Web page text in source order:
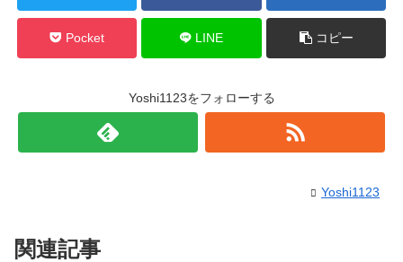
Pocket LINE コピー
Yoshi1123をフォローする
Yoshi1123
関連記事